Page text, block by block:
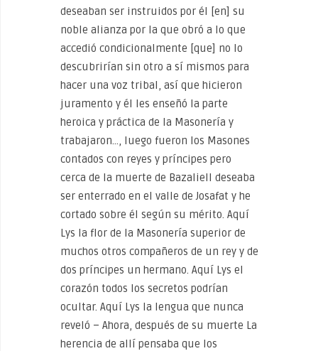
deseaban ser instruidos por él [en] su
noble alianza por la que obró a lo que
accedió condicionalmente [que] no lo
descubrirían sin otro a sí mismos para
hacer una voz tribal, así que hicieron
juramento y él les enseñó la parte
heroica y práctica de la Masonería y
trabajaron…, luego fueron los Masones
contados con reyes y príncipes pero
cerca de la muerte de Bazaliell deseaba
ser enterrado en el valle de Josafat y he
cortado sobre él según su mérito. Aquí
Lys la flor de la Masonería superior de
muchos otros compañeros de un rey y de
dos príncipes un hermano. Aquí Lys el
corazón todos los secretos podrían
ocultar. Aquí Lys la lengua que nunca
reveló – Ahora, después de su muerte La
herencia de allí pensaba que los